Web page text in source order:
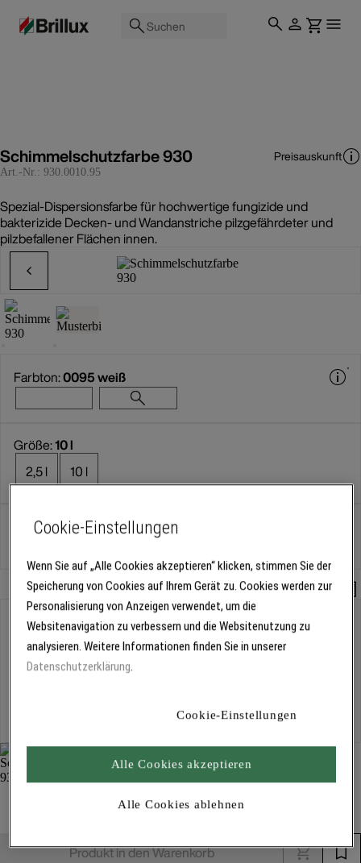
Suchen
Schimmelschutzfarbe 930
Art.-Nr.: 930.0010.95
Preisauskunft
Spezial-Dispersionsfarbe für hochwertige fungizide und
bakterizide Decken- und Wandanstriche pilzgefährdeter und
pilzbefallener Flächen innen.
Farbton:0095 weiß
Größe:10 l
2,5 l
10 l
Gebinde
Mengenrechner
Abholung
Für Verfügbarkeiten bitte anmelden
anmelden
Produkt in den Warenkorb
Cookie-Einstellungen
Wenn Sie auf „Alle Cookies akzeptieren“ klicken, stimmen Sie der
Speicherung von Cookies auf Ihrem Gerät zu. Cookies werden zur
Personalisierung von Anzeigen verwendet, um die
Websitenavigation zu verbessern und die Websitenutzung zu
analysieren. Weitere Informationen finden Sie in unserer
Datenschutzerklärung.
Cookie-Einstellungen
Alle Cookies ablehnen
Alle Cookies akzeptieren